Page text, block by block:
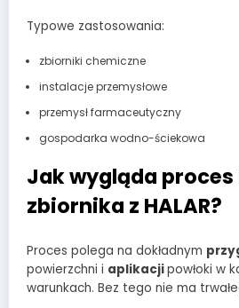
Typowe zastosowania:
zbiorniki chemiczne
instalacje przemysłowe
przemysł farmaceutyczny
gospodarka wodno-ściekowa
Jak wygląda
zbiornika z HALAR?
Proces polega na dokładnym
powierzchni i aplikacjipowłoki w
warunkach. Bez tego nie ma